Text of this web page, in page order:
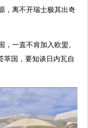
，离不开瑞士极其出奇
，一直不肯加入欧盟。
萃国，要知谈日内瓦自